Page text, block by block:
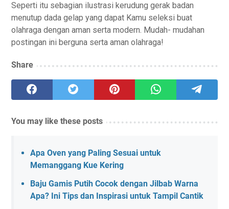
Seperti itu sebagian ilustrasi kerudung gerak badan
menutup dada gelap yang dapat Kamu seleksi buat
olahraga dengan aman serta modern. Mudah- mudahan
postingan ini berguna serta aman olahraga!
Share
You may like these posts
Apa Oven yang Paling Sesuai untuk
Memanggang Kue Kering
Baju Gamis Putih Cocok dengan Jilbab Warna
Apa? Ini Tips dan Inspirasi untuk Tampil Cantik